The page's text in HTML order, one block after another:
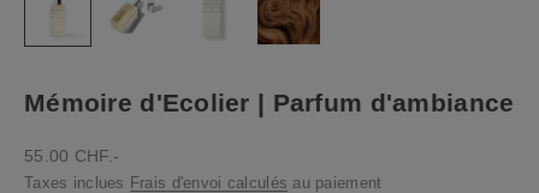
Mémoire d'Ecolier | Parfum d'ambiance
Prix de vente
55.00 CHF.-
Taxes inclues Frais d'envoi calculés au paiement